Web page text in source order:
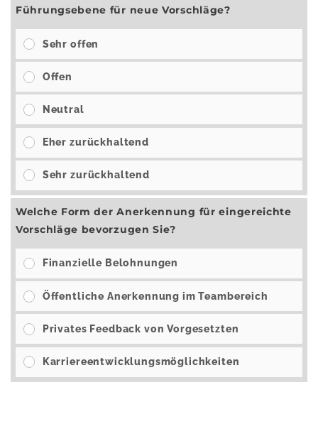
Führungsebene für neue Vorschläge?
Sehr offen
Offen
Neutral
Eher zurückhaltend
Sehr zurückhaltend
Welche Form der Anerkennung für eingereichte
Vorschläge bevorzugen Sie?
Finanzielle Belohnungen
Öffentliche Anerkennung im Teambereich
Privates Feedback von Vorgesetzten
Karriereentwicklungsmöglichkeiten